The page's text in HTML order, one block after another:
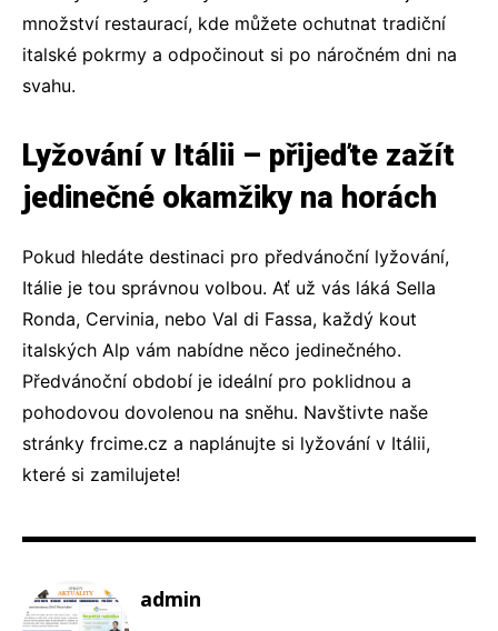
množství restaurací, kde můžete ochutnat tradiční
italské pokrmy a odpočinout si po náročném dni na
svahu.
Lyžování v Itálii – přijeďte zažít
jedinečné okamžiky na horách
Pokud hledáte destinaci pro předvánoční lyžování,
Itálie je tou správnou volbou. Ať už vás láká Sella
Ronda, Cervinia, nebo Val di Fassa, každý kout
italských Alp vám nabídne něco jedinečného.
Předvánoční období je ideální pro poklidnou a
pohodovou dovolenou na sněhu. Navštivte naše
stránky frcime.cz a naplánujte si lyžování v Itálii,
které si zamilujete!
admin